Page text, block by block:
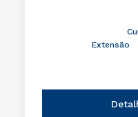
Extensão